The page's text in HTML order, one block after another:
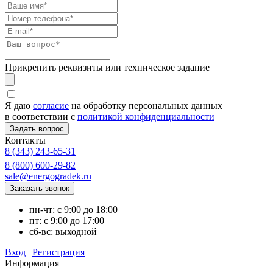
Прикрепить реквизиты или техническое задание
Я даю согласие на обработку персональных данных
в соответствии с политикой конфиденциальности
Контакты
8 (343) 243-65-31
8 (800) 600-29-82
sale@energogradek.ru
пн-чт: с 9:00 до 18:00
пт: с 9:00 до 17:00
сб-вс: выходной
Вход | Регистрация
Информация